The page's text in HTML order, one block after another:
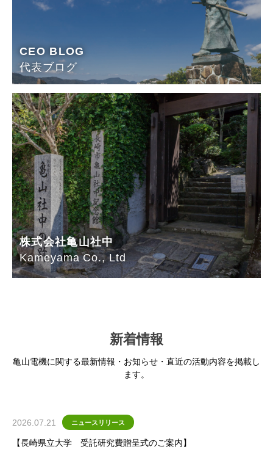
CEO BLOG
代表ブログ
株式会社亀山社中
Kameyama Co., Ltd
新着情報
亀山電機に関する最新情報・お知らせ・直近の活動内容を掲載し
ます。
2026.07.21 ニュースリリース
【長崎県立大学 受託研究費贈呈式のご案内】